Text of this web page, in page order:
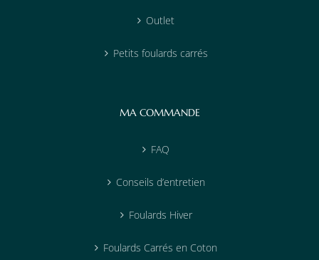
Outlet
Petits foulards carrés
MA COMMANDE
FAQ
Conseils d’entretien
Foulards Hiver
Foulards Carrés en Coton